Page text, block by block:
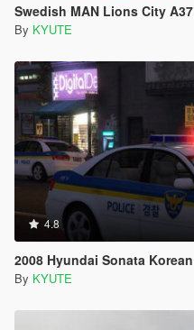
Swedish MAN Lions City
By KYUTE
4.8
2008 Hyundai Sonata
By KYUTE